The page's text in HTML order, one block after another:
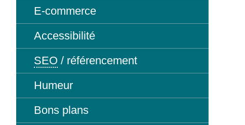
E-commerce
Accessibilité
SEO / référencement
Humeur
Bons plans